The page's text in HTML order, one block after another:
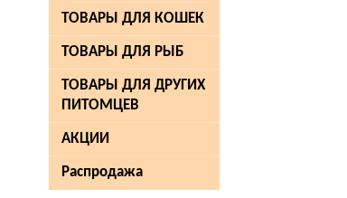
ТОВАРЫ ДЛЯ КОШЕК
ТОВАРЫ ДЛЯ РЫБ
ТОВАРЫ ДЛЯ ДРУГИХ
ПИТОМЦЕВ
АКЦИИ
Распродажа